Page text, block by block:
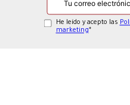
He leído y acepto las
marketing*